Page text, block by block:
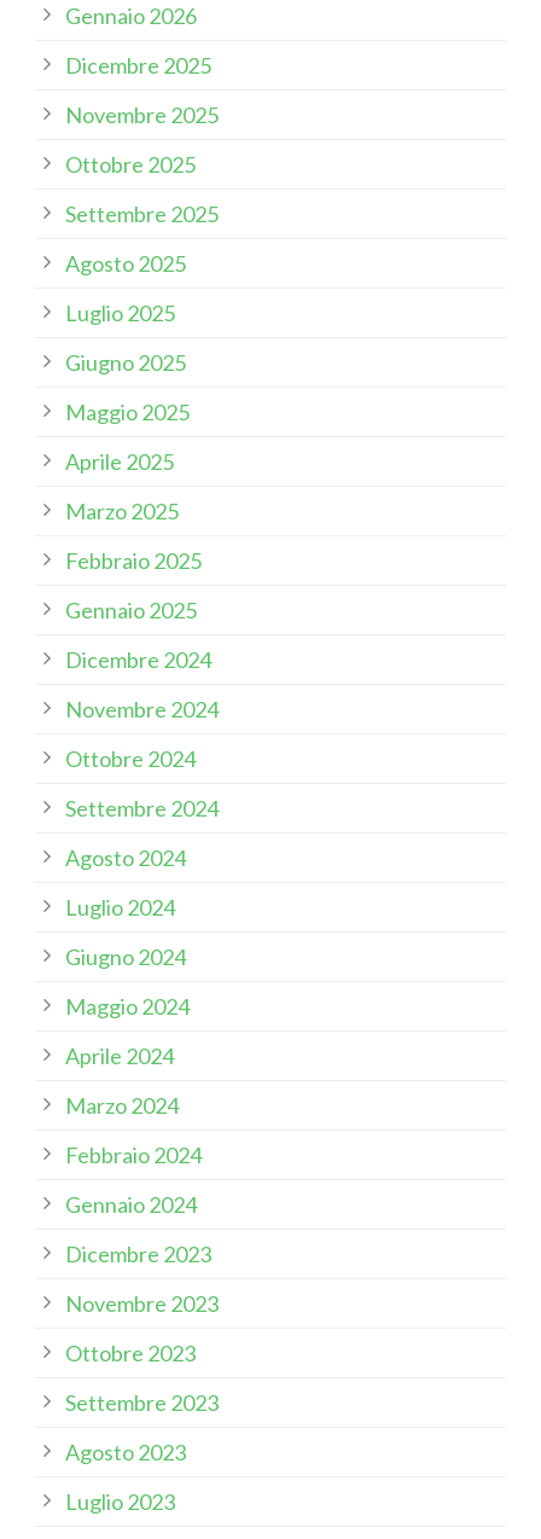
Gennaio 2026
Dicembre 2025
Novembre 2025
Ottobre 2025
Settembre 2025
Agosto 2025
Luglio 2025
Giugno 2025
Maggio 2025
Aprile 2025
Marzo 2025
Febbraio 2025
Gennaio 2025
Dicembre 2024
Novembre 2024
Ottobre 2024
Settembre 2024
Agosto 2024
Luglio 2024
Giugno 2024
Maggio 2024
Aprile 2024
Marzo 2024
Febbraio 2024
Gennaio 2024
Dicembre 2023
Novembre 2023
Ottobre 2023
Settembre 2023
Agosto 2023
Luglio 2023